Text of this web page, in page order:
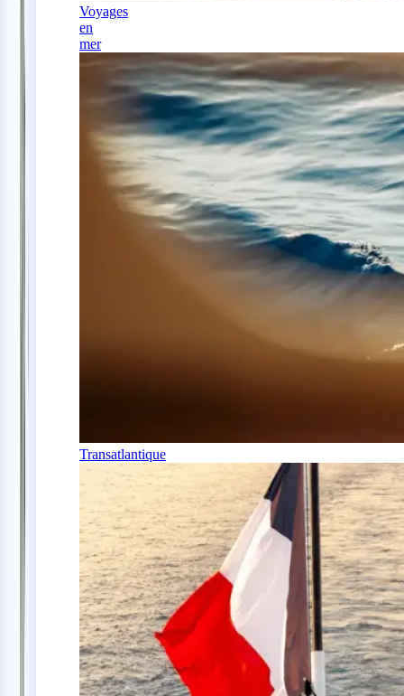
Voyages
en
mer
Transatlantique